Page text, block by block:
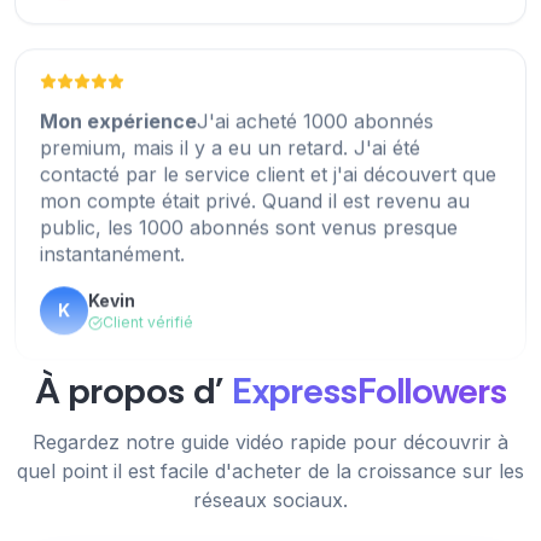
ExpressFollowers.com est le meilleur.
Récemment, j'ai acheté 5000 abonnés et obtenu
en moins de 30 minutes. Hautement recommandé.
LT Lori Torrey
Client vérifié
Site 100% fiable pour acheter des abonnés
de livraison et la qualité des followers.
premium, mais il y a eu un retard. J'ai été
contacté par le service client et j'ai découvert que
mon compte était privé. Quand il est revenu au
public, les 1000 abonnés sont venus presque
instantanément.
K
Client vérifié
Fantastique, excellent travail.
Lance Guyer
À propos d' ExpressFollowers
Regardez notre guide vidéo rapide pour découvrir à
quel point il est facile d'acheter de la croissance sur les
réseaux sociaux.